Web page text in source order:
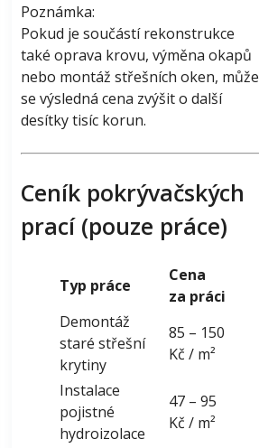
Poznámka:
Pokud je součástí rekonstrukce
také oprava krovu, výměna okapů
nebo montáž střešních oken, může
se výsledná cena zvýšit o další
desítky tisíc korun.
Ceník pokrývačských
prací (pouze práce)
Typ práce
Cena
za práci
Demontáž
staré střešní
krytiny
85 – 150
Kč / m²
Instalace
pojistné
hydroizolace
47 – 95
Kč / m²